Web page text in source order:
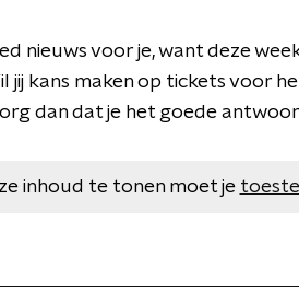
nieuws voor je, want deze
jij kans maken op tickets voor
dan dat je het goede
inhoud te tonen moet je